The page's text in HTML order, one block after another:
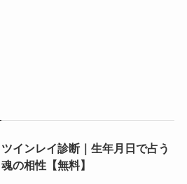
ツインレイ診断｜生年月日で占う
魂の相性【無料】